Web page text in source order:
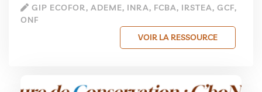
GIP ECOFOR, ADEME, INRA, FCBA, IRSTEA, GCF,
ONF
VOIR LA RESSOURCE